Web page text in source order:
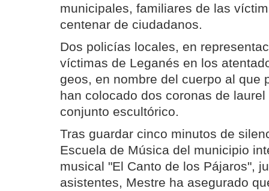
municipales, familiares de las
centenar de ciudadanos.
Dos policías locales, en
víctimas de Leganés en los
geos, en nombre del cuerpo al que
han colocado dos coronas de
conjunto escultórico.
Tras guardar cinco minutos de
Escuela de Música del municipio
musical "El Canto de los Pájaros",
asistentes, Mestre ha asegurado